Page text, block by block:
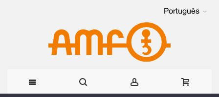
Português